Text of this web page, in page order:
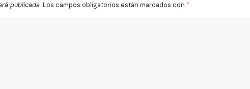
publicada. Los campos obligatorios están marcados con *